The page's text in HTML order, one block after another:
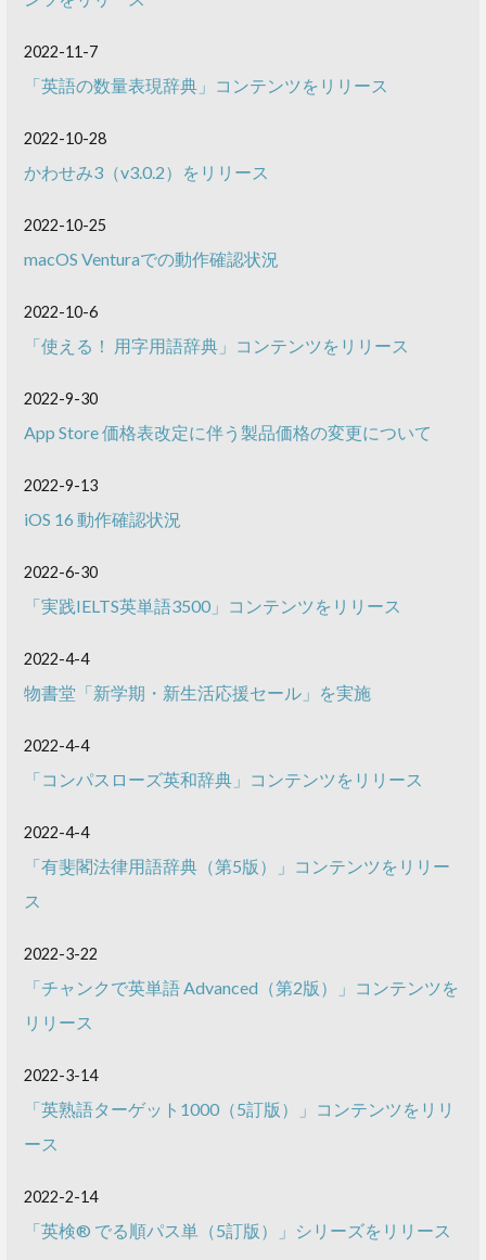
2022-11-7
「英語の数量表現辞典」コンテンツをリリース
2022-10-28
かわせみ3（v3.0.2）をリリース
2022-10-25
macOS Venturaでの動作確認状況
2022-10-6
「使える！ 用字用語辞典」コンテンツをリリース
2022-9-30
App Store 価格表改定に伴う製品価格の変更について
2022-9-13
iOS 16 動作確認状況
2022-6-30
「実践IELTS英単語3500」コンテンツをリリース
2022-4-4
物書堂「新学期・新生活応援セール」を実施
2022-4-4
「コンパスローズ英和辞典」コンテンツをリリース
2022-4-4
「有斐閣法律用語辞典（第5版）」コンテンツをリリー
ス
2022-3-22
「チャンクで英単語 Advanced（第2版）」コンテンツを
リリース
2022-3-14
「英熟語ターゲット1000（5訂版）」コンテンツをリリ
ース
2022-2-14
「英検® でる順パス単（5訂版）」シリーズをリリース